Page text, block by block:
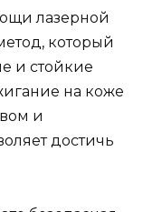
лазерной
который
и стойкие
на коже
и
достичь